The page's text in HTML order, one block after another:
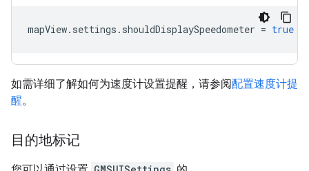
mapView. settings . shouldDisplaySpeedometer = true
如需详细了解如何为速度计设置提醒，请参阅配置速度计提
醒。
目的地标记